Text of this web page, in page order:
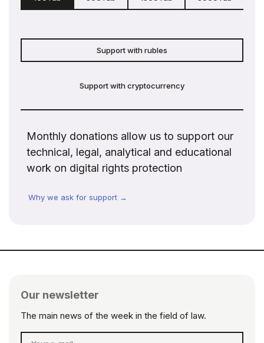
Support with rubles
Support with cryptocurrency
Monthly donations allow us to support our
technical, legal, analytical and educational
work on digital rights protection
Why we ask for support →
Our newsletter
The main news of the week in the field of law.